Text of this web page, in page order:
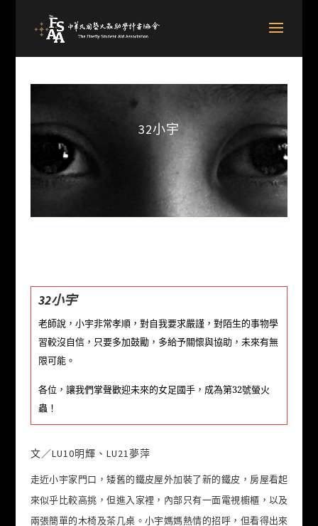
32小宇
32小宇
老師說，小宇非常孝順，對自我要求嚴謹，對陌生的事物學
習較沒自信，只要多加鼓勵，多給予關懷與協助，未來有無
限可能。
各位，讓我們掌聲歡迎未來的女足國手，成為第32號螢火
蟲！
文／LU10明輝、LU21夢萍
走近小宇家門口，矮舊的鐵皮屋外加裝了新的鐵皮，房屋看起
來似乎比較高挑，但進入家裡，內部只有一面電視櫥櫃，以及
兩張簡單的木椅及茶几桌。小宇媽媽熱情的招呼，但看得出來